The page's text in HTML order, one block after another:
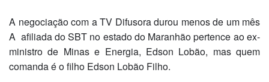
A negociação com a TV Difusora durou menos de um mês
A afiliada do SBT no estado do Maranhão pertence ao ex-
ministro de Minas e Energia, Edson Lobão, mas quem
comanda é o filho Edson Lobão Filho.